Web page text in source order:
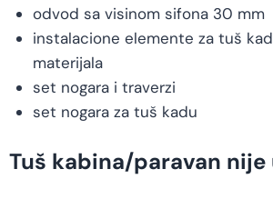
odvod sa visinom sifona 30 mm
instalacione elemente za tuš
materijala
set nogara i traverzi
set nogara za tuš kadu
Tuš kabina/paravan